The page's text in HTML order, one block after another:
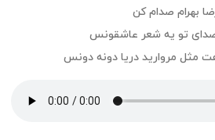
بهرام صدام کن
تو یه شعر عاشقونس
مثل مروارید دریا دونه دونس